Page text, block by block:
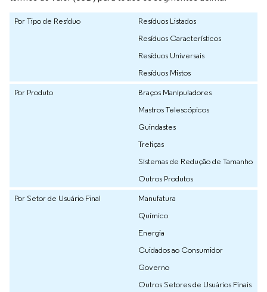
Por Tipo de Resíduo
Resíduos Listados
Resíduos Característicos
Resíduos Universais
Resíduos Mistos
Por Produto
Braços Manipuladores
Mastros Telescópicos
Guindastes
Treliças
Sistemas de Redução de Tamanho
Outros Produtos
Por Setor de Usuário Final
Manufatura
Químico
Energia
Cuidados ao Consumidor
Governo
Outros Setores de Usuários Finais